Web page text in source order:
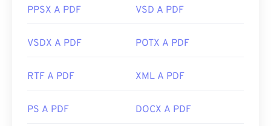
PPSX A PDF VSD A PDF
VSDX A PDF POTX A PDF
RTF A PDF XML A PDF
PS A PDF DOCX A PDF